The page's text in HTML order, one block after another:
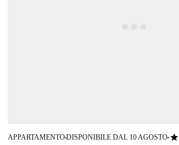
APPARTAMENTO■DISPONIBILE DAL 10 AGOSTO■star